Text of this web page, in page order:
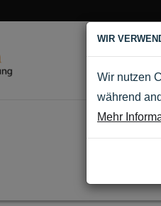
WIR
Wir nutzen
während
Mehr